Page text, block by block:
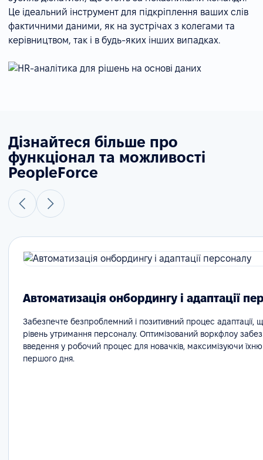
Це ідеальний інструмент для підкріплення ваших слів
фактичними даними, як на зустрічах з колегами та
керівництвом, так і в будь-яких інших випадках.
Дізнайтеся більше про
функціонал та можливості
PeopleForce
Автоматизація онбордингу і адаптації
Забезпечте безпроблемний і позитивний процес адаптації,
рівень утримання персоналу. Оптимізований воркфлоу
введення у робочий процес для новачків, максимізуючи їхню
першого дня.